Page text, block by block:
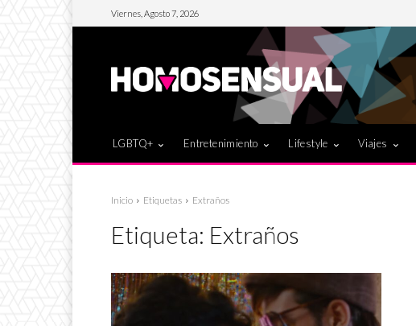
Viernes, Agosto 7, 2026
LGBTQ+ Entretenimiento Lifestyle Viajes
Inicio Etiquetas Extraños
Etiqueta: Extraños